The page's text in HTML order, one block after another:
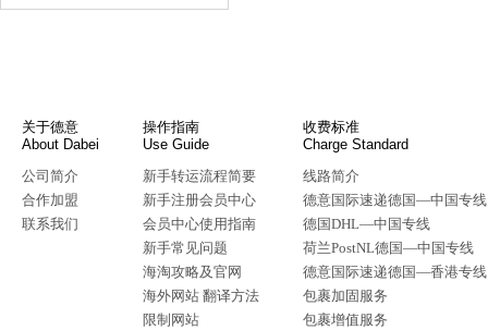
关于德意
About Dabei
公司简介
合作加盟
联系我们
操作指南
Use Guide
新手转运流程简要
新手注册会员中心
会员中心使用指南
新手常见问题
海淘攻略及官网
海外网站 翻译方法
限制网站
收费标准
Charge Standard
线路简介
德意国际速递德国—中国专线
德国DHL—中国专线
荷兰PostNL德国—中国专线
德意国际速递德国—香港专线
包裹加固服务
包裹增值服务